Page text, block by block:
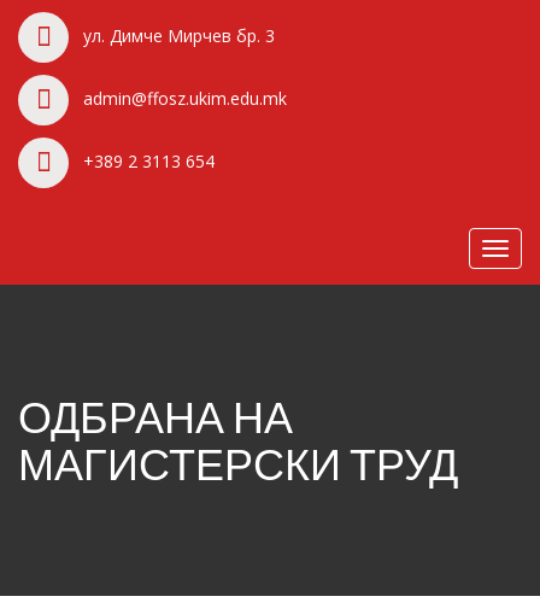
ул. Димче Мирчев бр. 3
admin@ffosz.ukim.edu.mk
+389 2 3113 654
ОДБРАНА НА
МАГИСТЕРСКИ ТРУД